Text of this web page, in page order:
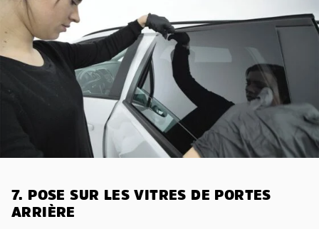
7. POSE SUR LES VITRES DE PORTES
ARRIÈRE